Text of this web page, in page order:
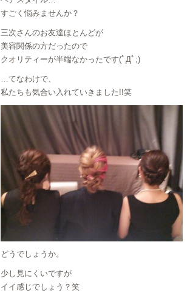
すごく悩みませんか？
三次さんのお友達ほとんどが
美容関係の方だったので
クオリティーが半端なかったです(ﾟДﾟ;)
…てなわけで、
私たちも気合い入れていきました!!笑
どうでしょうか。
少し見にくいですが
イイ感じでしょう？笑